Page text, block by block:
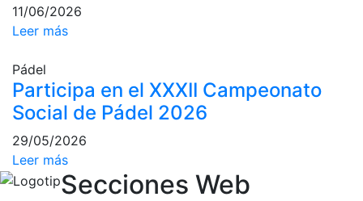
Cuadro
d'Honor
Social
Normativa
Otros deportes
Área social
11/06/2026
Leer más
Pádel
Participa en el XXXII Campeonato
Social de Pádel 2026
29/05/2026
Leer más
Secciones Web